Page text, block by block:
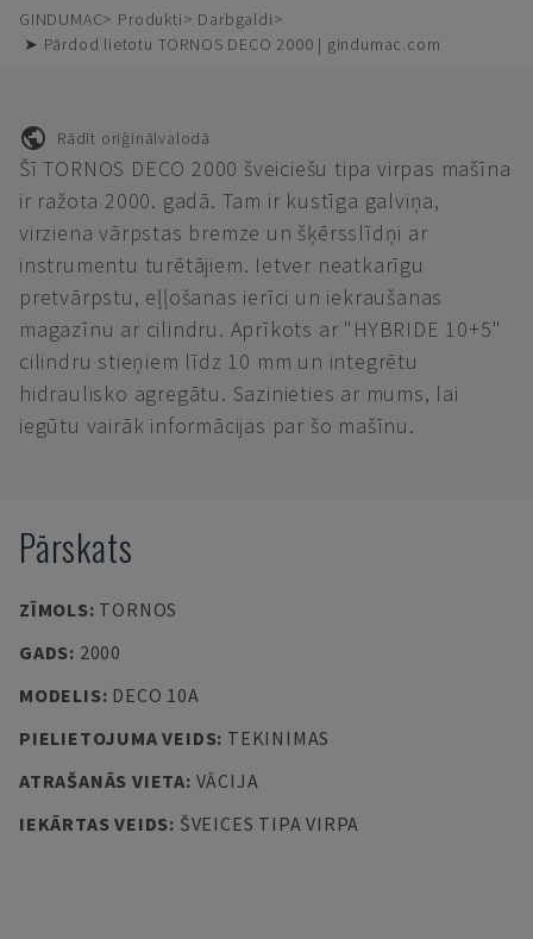
GINDUMAC Produkti
Darbgaldi
➤ Pārdod lietotu TORNOS DECO 2000 | gindumac.com
Rādīt oriģinālvalodā
Šī TORNOS DECO 2000 šveiciešu tipa virpas mašīna
ir ražota 2000. gadā. Tam ir kustīga galviņa,
virziena vārpstas bremze un šķērsslīdņi ar
instrumentu turētājiem. Ietver neatkarīgu
pretvārpstu, eļļošanas ierīci un iekraušanas
magazīnu ar cilindru. Aprīkots ar "HYBRIDE 10+5"
cilindru stieņiem līdz 10 mm un integrētu
hidraulisko agregātu. Sazinieties ar mums, lai
iegūtu vairāk informācijas par šo mašīnu.
Pārskats
ZĪMOLS: TORNOS
GADS: 2000
MODELIS: DECO 10A
PIELIETOJUMA VEIDS: TEKINIMAS
ATRAŠANĀS VIETA: VĀCIJA
IEKĀRTAS VEIDS: ŠVEICES TIPA VIRPA